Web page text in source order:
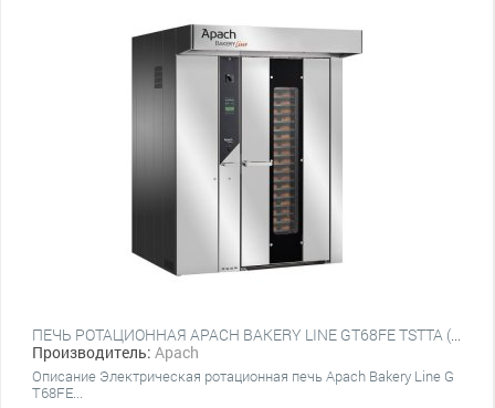
ПЕЧЬ РОТАЦИОННАЯ APACH BAKERY LINE GT68FE TSTTA (ПЛАТФОРМА)
Производитель: Apach
Описание Электрическая ротационная печь Apach Bakery Line G
T68FE...